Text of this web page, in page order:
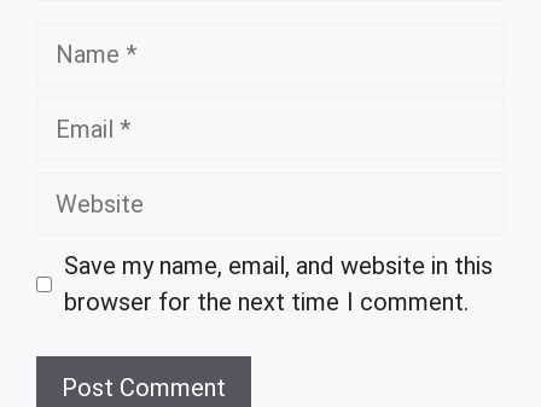
Name
Email
Website
Save my name, email, and website in this
browser for the next time I comment.